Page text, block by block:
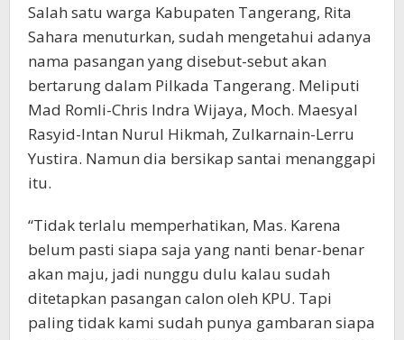
Salah satu warga Kabupaten Tangerang, Rita
Sahara menuturkan, sudah mengetahui adanya
nama pasangan yang disebut-sebut akan
bertarung dalam Pilkada Tangerang. Meliputi
Mad Romli-Chris Indra Wijaya, Moch. Maesyal
Rasyid-Intan Nurul Hikmah, Zulkarnain-Lerru
Yustira. Namun dia bersikap santai menanggapi
itu.
“Tidak terlalu memperhatikan, Mas. Karena
belum pasti siapa saja yang nanti benar-benar
akan maju, jadi nunggu dulu kalau sudah
ditetapkan pasangan calon oleh KPU. Tapi
paling tidak kami sudah punya gambaran siapa